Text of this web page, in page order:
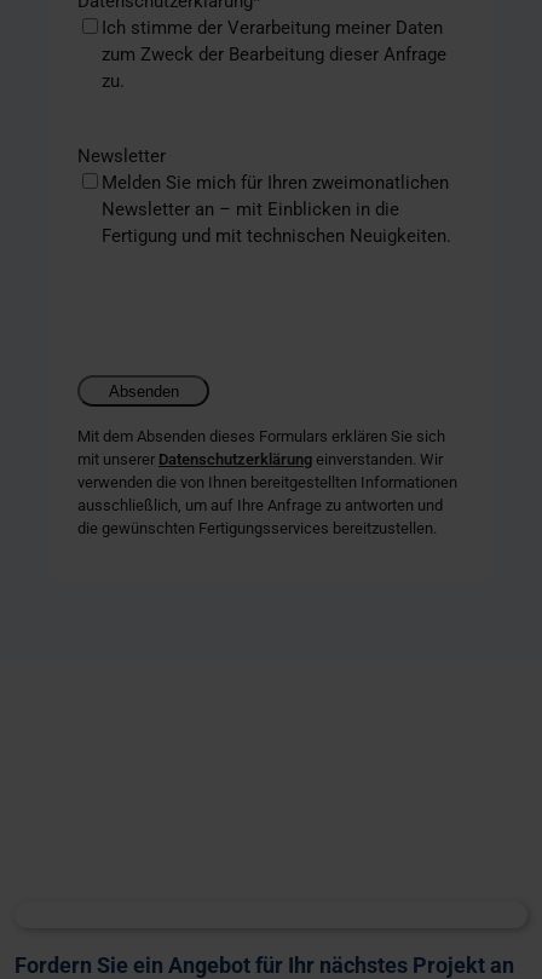
Ich stimme der Verarbeitung meiner Daten
zum Zweck der Bearbeitung dieser Anfrage
zu.
Newsletter
Melden Sie mich für Ihren zweimonatlichen
Newsletter an – mit Einblicken in die
Fertigung und mit technischen Neuigkeiten.
Mit dem Absenden dieses Formulars erklären Sie sich
mit unserer Datenschutzerklärung einverstanden. Wir
verwenden die von Ihnen bereitgestellten Informationen
ausschließlich, um auf Ihre Anfrage zu antworten und
die gewünschten Fertigungsservices bereitzustellen.
Fordern Sie ein Angebot für Ihr nächstes Projekt an